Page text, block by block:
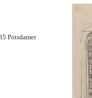
Potsdamer